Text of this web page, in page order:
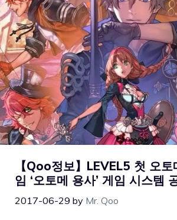
【Qoo정보】LEVEL5 첫 오
임 ‘오토메 용사’ 게임 시스템
2017-06-29 by Mr. Qoo